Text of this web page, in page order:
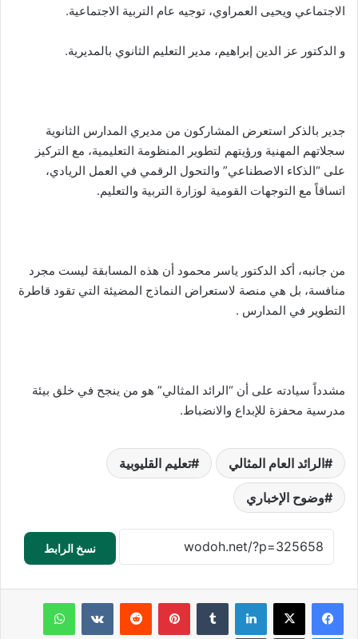
الاجتماعي ويحيى العمراوي، توجيه عام التربية الاجتماعية.
و الدكتور عز الدين إبراهيم، مدير التعليم الثانوي بالمديرية.
جدير بالذكر استعرض المشاركون من مديري المدارس الثانوية
سجلاتهم المهنية ورؤيتهم لتطوير المنظومة التعليمية، مع التركيز
على “الذكاء الاصطناعي” والتحول الرقمي في العمل الريادي،
اتساقاً مع التوجهات القومية لوزارة التربية والتعليم.
من جانبه، أكد الدكتور ياسر محمود أن هذه المسابقة ليست مجرد
منافسة، بل هي منصة لاستعراض النماذج المضيئة التي تقود قاطرة
التطوير في المدارس .
مشدداً سيادته على أن “الرائد المثالي” هو من ينجح في خلق بيئة
مدرسية محفزة للإبداع والانضباط.
الرائد العام المثالي تعليم القليوبية
وضوح الإخباري
نسخ الرابط
لينكدإن بينتيريست